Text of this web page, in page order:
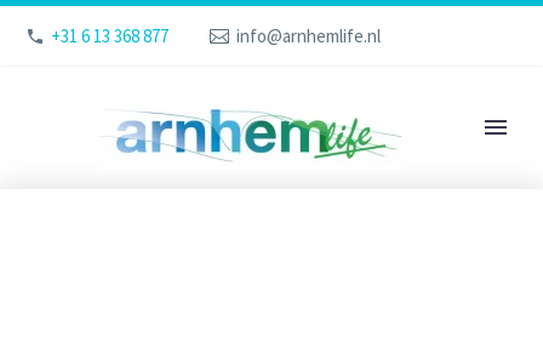
+31 6 13 368 877 info@arnhemlife.nl